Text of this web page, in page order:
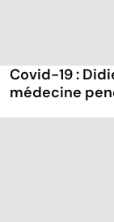
Covid-19 :
médecine